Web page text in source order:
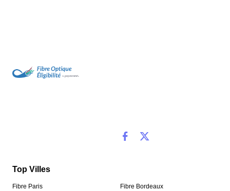
Top Villes
Fibre Paris
Fibre Bordeaux